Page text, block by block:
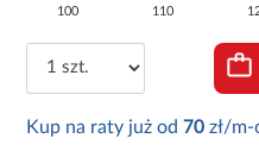
100 110
Kup na raty już od70 zł/m-